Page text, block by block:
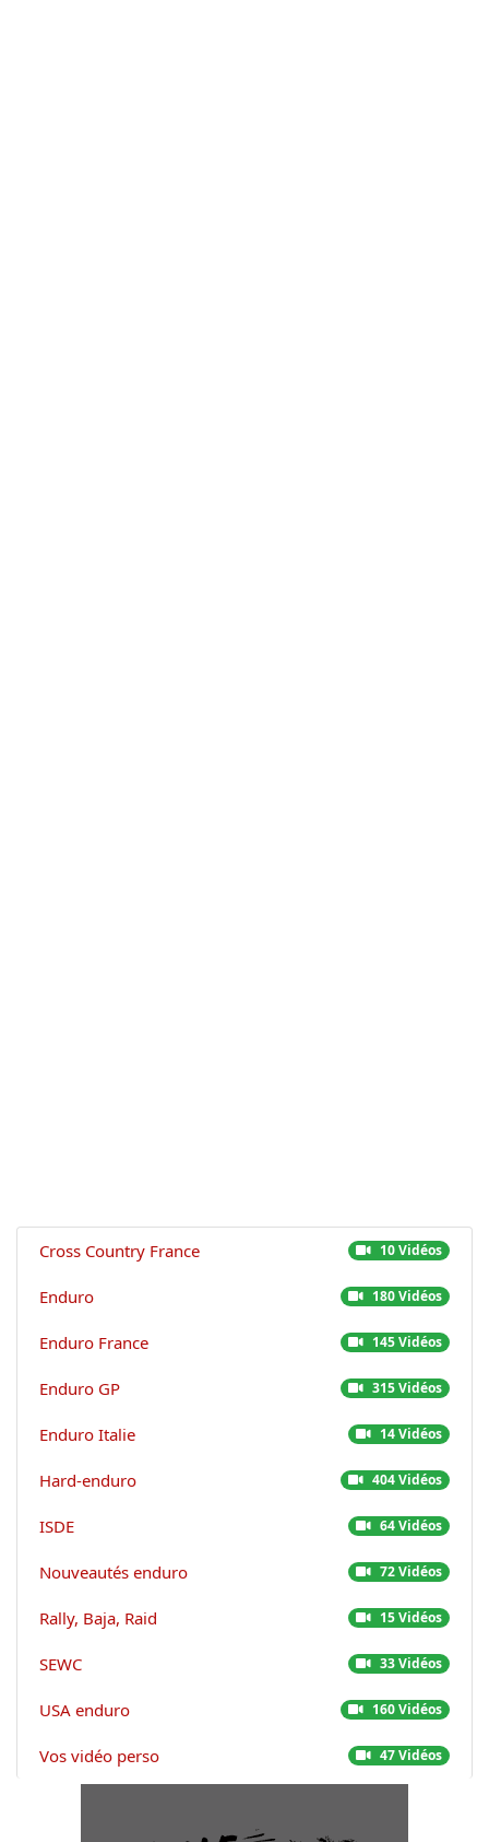
10 Vidéos
Cross Country France
180 Vidéos
Enduro
145 Vidéos
Enduro France
315 Vidéos
Enduro GP
14 Vidéos
Enduro Italie
404 Vidéos
Hard-enduro
64 Vidéos
ISDE
72 Vidéos
Nouveautés enduro
15 Vidéos
Rally, Baja, Raid
33 Vidéos
SEWC
160 Vidéos
USA enduro
47 Vidéos
Vos vidéo perso